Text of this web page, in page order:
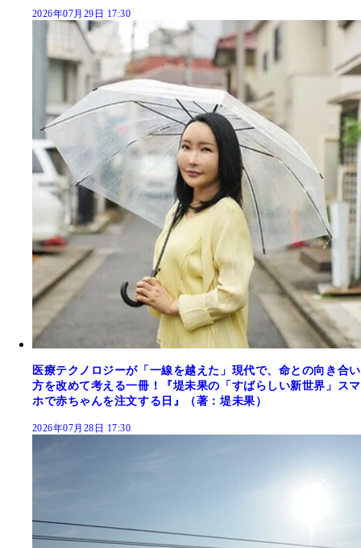
2026年07月29日 17:30
医療テクノロジーが「一線を越えた」現代で、命との向き合い
方を改めて考える一冊！『堤未果の「すばらしい新世界」スマ
ホで赤ちゃんを注文する日』（著：堤未果）
2026年07月28日 17:30